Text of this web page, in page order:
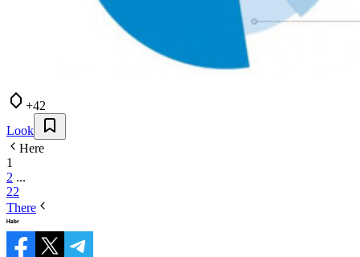
+42
Look
Here
1
2 ...
22
There